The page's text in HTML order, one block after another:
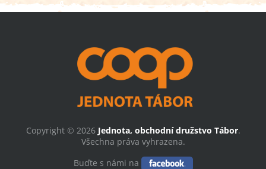
Copyright © 2026 Jednota, obchodní družstvo Tábor.
Všechna práva vyhrazena.
Buďte s námi na